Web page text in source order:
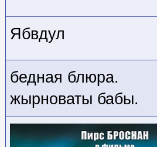
Ябвдул
бедная блюра.
жырноваты бабы.